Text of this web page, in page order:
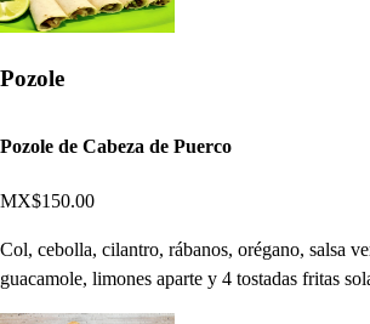
Pozole
Pozole de Cabeza de Puerco
MX$150.00
Col, cebolla, cilantro, rábanos, orégano, salsa
guacamole, limones aparte y 4 tostadas fritas